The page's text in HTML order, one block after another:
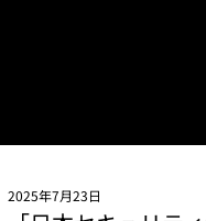
2025年7月23日